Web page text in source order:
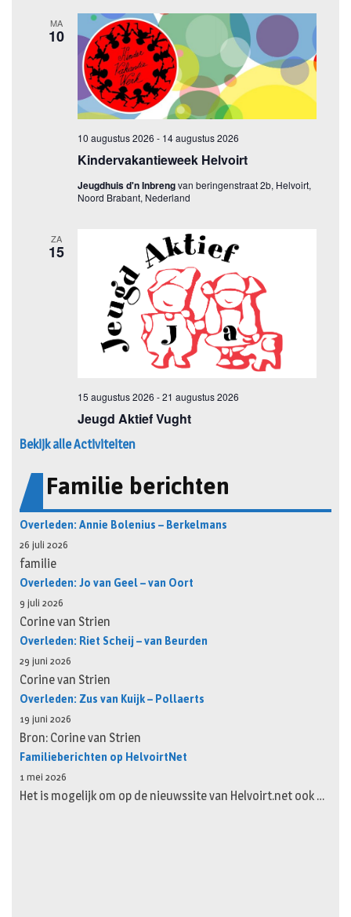
Bekijk alle Activiteiten
Familie berichten
Overleden: Annie Bolenius – Berkelmans
26 juli 2026
familie
Overleden: Jo van Geel – van Oort
9 juli 2026
Corine van Strien
Overleden: Riet Scheij – van Beurden
29 juni 2026
Corine van Strien
Overleden: Zus van Kuijk – Pollaerts
19 juni 2026
Bron: Corine van Strien
Familieberichten op HelvoirtNet
1 mei 2026
Het is mogelijk om op de nieuwssite van Helvoirt.net ook …